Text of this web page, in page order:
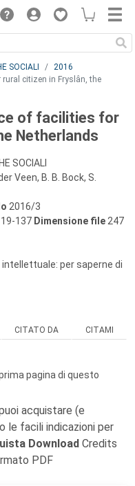
SOCIALI
2016
citizen in Fryslân, the
of facilities for
Netherlands
SOCIALI
Veen, B. B. Bock, S.
2016/3
137 Dimensione file 247
intellettuale: per saperne di
CITATO DA CITAMI
pagina di questo
acquistare (e
le facili indicazioni per
Download Credits
PDF